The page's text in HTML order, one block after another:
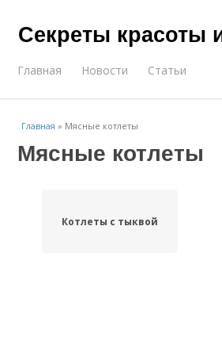
Секреты красоты
Главная Новости Статьи
Главная » Мясные котлеты
Мясные котлеты
Котлеты с тыквой